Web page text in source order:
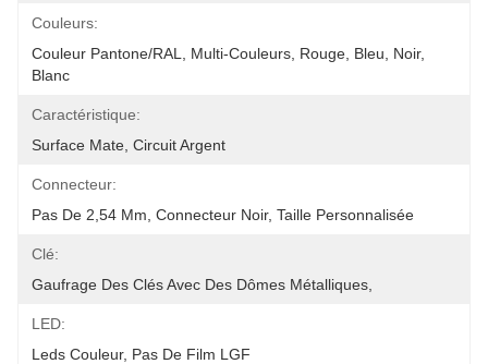
Couleurs:
Couleur Pantone/RAL, Multi-Couleurs, Rouge, Bleu, Noir,
Blanc
Caractéristique:
Surface Mate, Circuit Argent
Connecteur:
Pas De 2,54 Mm, Connecteur Noir, Taille Personnalisée
Clé:
Gaufrage Des Clés Avec Des Dômes Métalliques,
LED:
Leds Couleur, Pas De Film LGF